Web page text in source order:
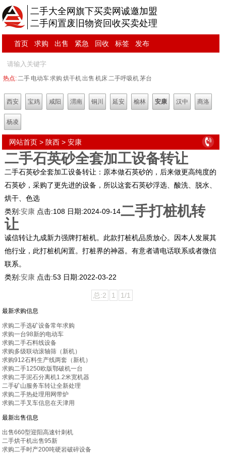
二手大全网旗下买卖网诚邀加盟
二手闲置废旧物资回收买卖处理
首页 求购 出售 紧急 回收 标签 发布
热点:二手 电动车求购 烘干机出售 机床二手呼吸机茅台
西安 宝鸡 咸阳 渭南 铜川 延安 榆林 安康 汉中 商洛
杨凌
网站首页 > 陕西 >安康
二手石英砂全套加工设备转让
二手石英砂全套加工设备转让：原本做石英砂的，后来做更高纯度的
石英砂，采购了更先进的设备，所以这套石英砂浮选、酸洗、脱水、
烘干、色选
类别:安康 点击:108 日期:2024-09-14二手打桩机转
让
诚信转让九成新力强牌打桩机。此款打桩机品质放心。因本人发展其
他行业，此打桩机闲置。打桩界的神器。有意者请电话联系或者微信
联系。
类别:安康 点击:53 日期:2022-03-22
总:2 1 1/1
最新求购信息
求购二手选矿设备常年求购
求购一台98新的电动车
求购二手石料线设备
求购多级联动滚轴筛（新机）
求购912石料生产线两套（新机）
求购二手1250欧版鄂破机一台
求购二手泥石分离机1.2米宽机器
二手矿山服务车转让全新处理
求购二手热处理用网带炉
求购二手叉车信息在天津用
最新出售信息
出售660型迎阳高速针刺机
二手烘干机出售95新
求购二手时产200吨硬岩破碎设备